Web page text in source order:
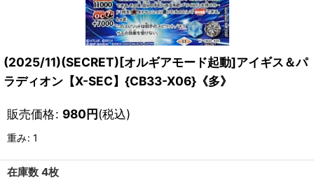
(2025/11)(SECRET)[オルギアモード起動]アイギス＆パ
ラディオン【X-SEC】{CB33-X06}《多》
販売価格: 980円(税込)
重み: 1
在庫数 4枚